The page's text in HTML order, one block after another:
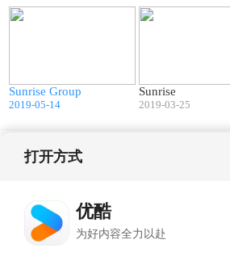
Sunrise Group
2019-05-14
Sunrise
2019-03-25
打开方式
优酷
为好内容全力以赴